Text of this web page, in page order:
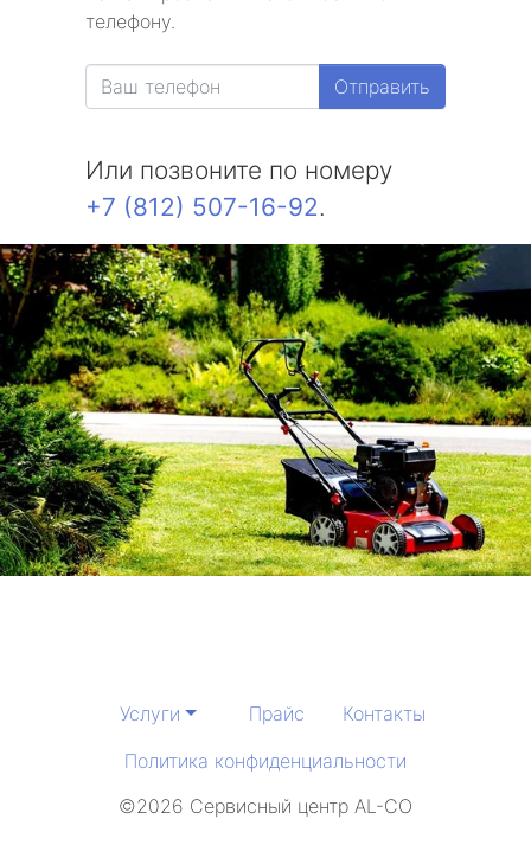
телефону.
Отправить
Или позвоните по номеру
+7 (812) 507-16-92.
Услуги Прайс
Контакты
Политика конфиденциальности
©2026 Сервисный центр AL-CO